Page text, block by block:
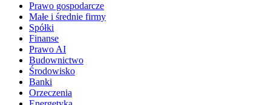
Prawo gospodarcze
Małe i średnie firmy
Spółki
Finanse
Prawo AI
Budownictwo
Środowisko
Banki
Orzeczenia